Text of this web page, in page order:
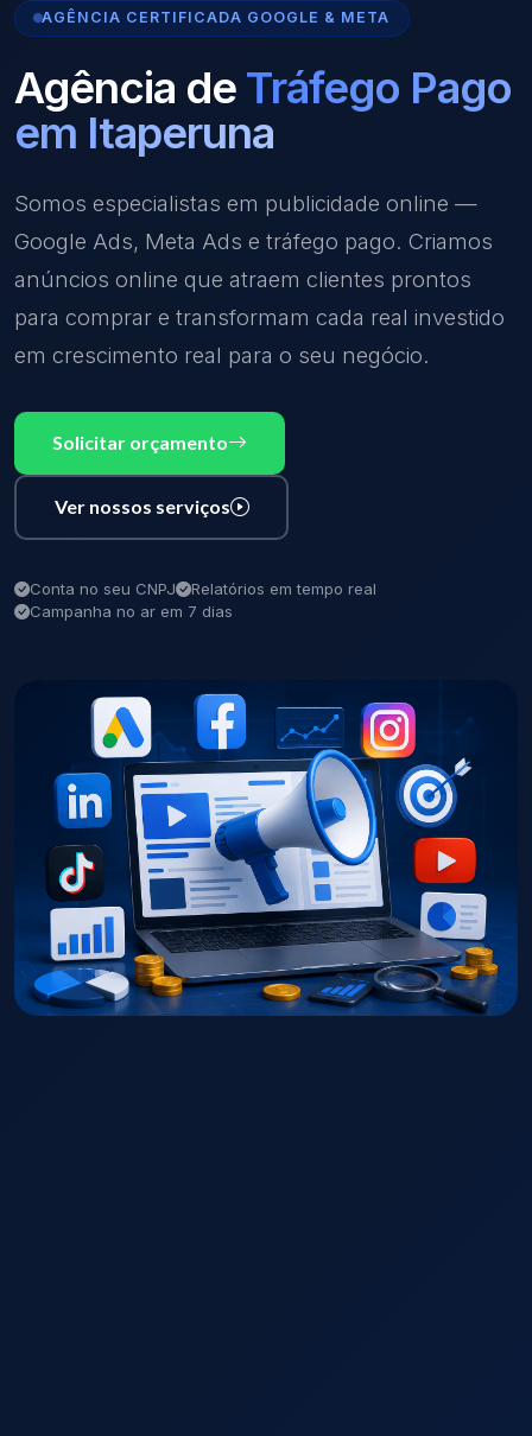
AGÊNCIA CERTIFICADA GOOGLE & META
Agência de Tráfego Pago
em Itaperuna
Somos especialistas em publicidade online —
Google Ads, Meta Ads e tráfego pago. Criamos
anúncios online que atraem clientes prontos
para comprar e transformam cada real investido
em crescimento real para o seu negócio.
Solicitar orçamento
Ver nossos serviços
Conta no seu CNPJ
Relatórios em tempo real
Campanha no ar em 7 dias